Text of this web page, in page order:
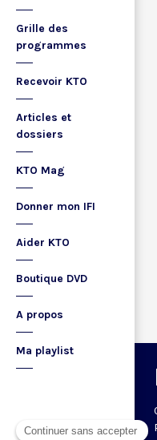
Grille des
programmes
Recevoir KTO
Articles et
dossiers
KTO Mag
Donner mon IFI
Aider KTO
Boutique DVD
A propos
Ma playlist